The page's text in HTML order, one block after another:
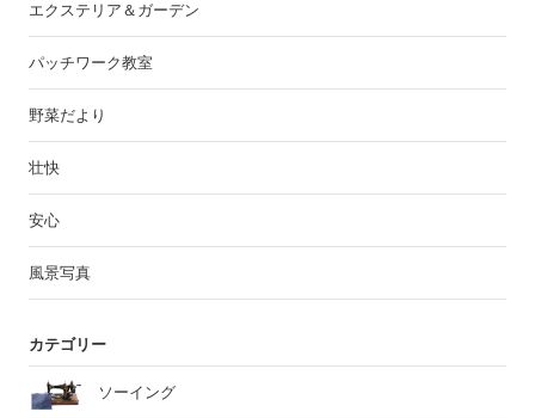
エクステリア＆ガーデン
パッチワーク教室
野菜だより
壮快
安心
風景写真
カテゴリー
ソーイング